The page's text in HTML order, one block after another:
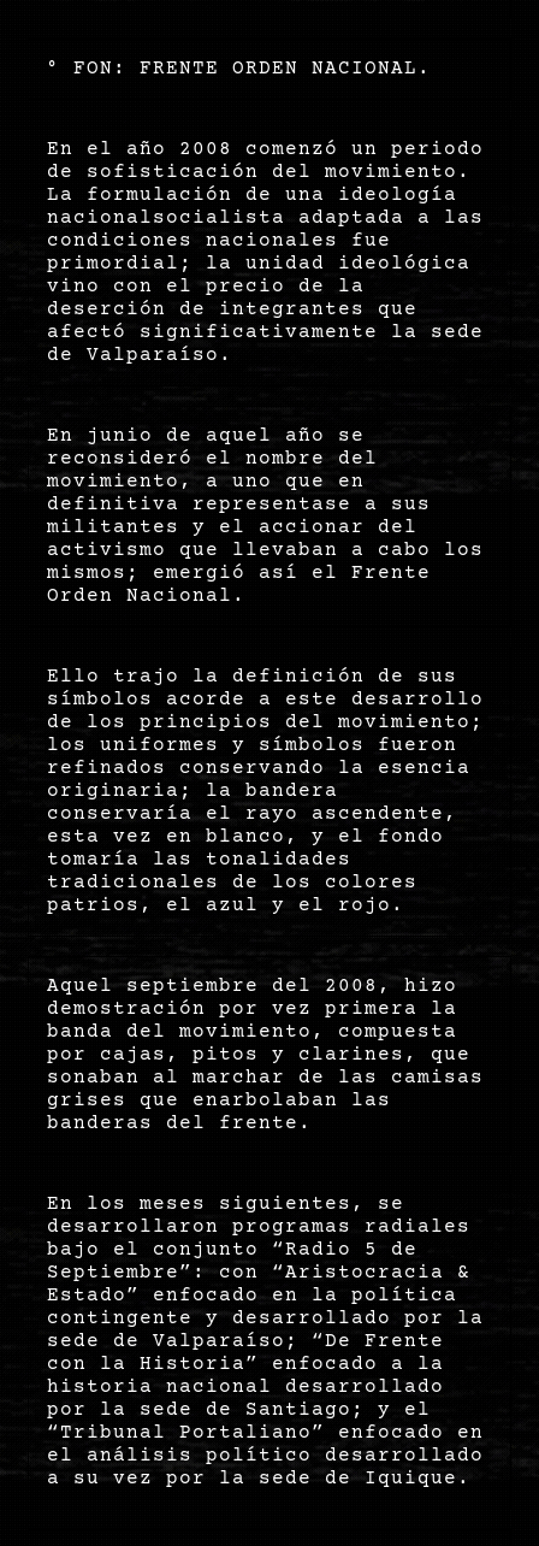
° FON: FRENTE ORDEN NACIONAL.
En el año 2008 comenzó un periodo
de sofisticación del movimiento.
La formulación de una ideología
nacionalsocialista adaptada a las
condiciones nacionales fue
primordial; la unidad ideológica
vino con el precio de la
deserción de integrantes que
afectó significativamente la sede
de Valparaíso.
En junio de aquel año se
reconsideró el nombre del
movimiento, a uno que en
definitiva representase a sus
militantes y el accionar del
activismo que llevaban a cabo los
mismos; emergió así el Frente
Orden Nacional.
Ello trajo la definición de sus
símbolos acorde a este desarrollo
de los principios del movimiento;
los uniformes y símbolos fueron
refinados conservando la esencia
originaria; la bandera
conservaría el rayo ascendente,
esta vez en blanco, y el fondo
tomaría las tonalidades
tradicionales de los colores
patrios, el azul y el rojo.
Aquel septiembre del 2008, hizo
demostración por vez primera la
banda del movimiento, compuesta
por cajas, pitos y clarines, que
sonaban al marchar de las camisas
grises que enarbolaban las
banderas del frente.
En los meses siguientes, se
desarrollaron programas radiales
bajo el conjunto “Radio 5 de
Septiembre”: con “Aristocracia &
Estado” enfocado en la política
contingente y desarrollado por la
sede de Valparaíso; “De Frente
con la Historia” enfocado a la
historia nacional desarrollado
por la sede de Santiago; y el
“Tribunal Portaliano” enfocado en
el análisis político desarrollado
a su vez por la sede de Iquique.